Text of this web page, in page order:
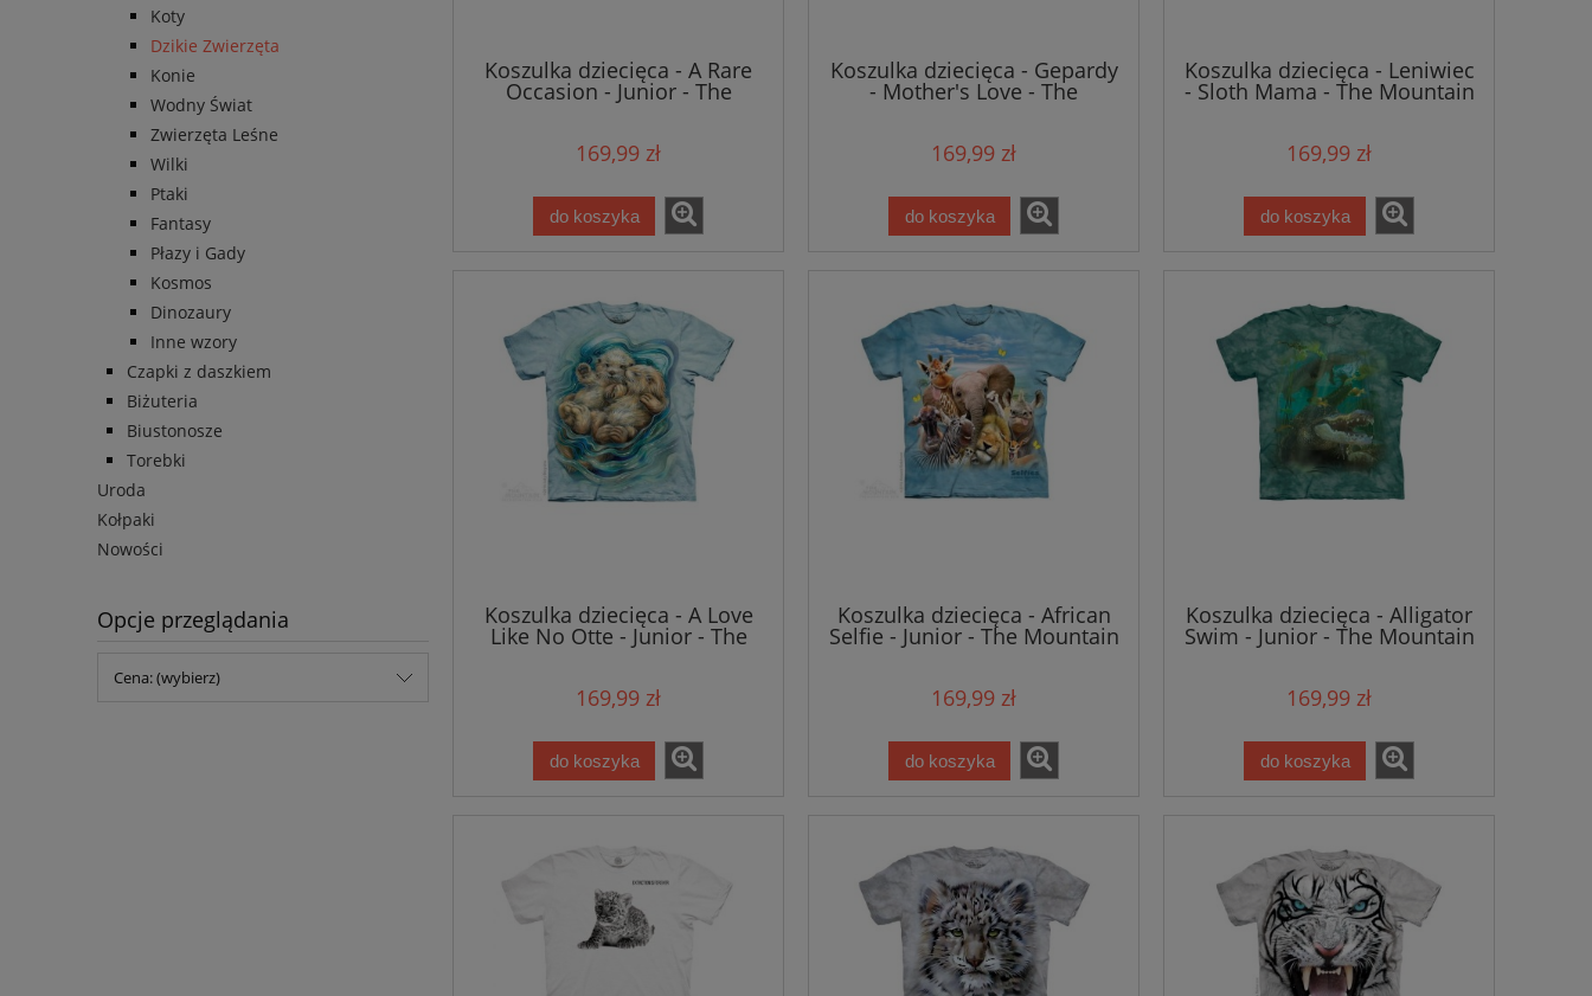
Koty
Dzikie Zwierzęta
Konie
Wodny Świat
Zwierzęta Leśne
Wilki
Ptaki
Fantasy
Płazy i Gady
Kosmos
Dinozaury
Inne wzory
Czapki z daszkiem
Biżuteria
Biustonosze
Torebki
Uroda
Kołpaki
Nowości
Opcje przeglądania
Cena: (wybierz)
Koszulka dziecięca - A Rare
Occasion - Junior - The
Mountain
169,99 zł
do koszyka
Koszulka dziecięca - Gepardy
- Mother's Love - The
169,99 zł
do koszyka
Koszulka dziecięca - Leniwiec
- Sloth Mama - The Mountain
169,99 zł
do koszyka
Koszulka dziecięca - A Love
Like No Otte - Junior - The
Mountain
169,99 zł
do koszyka
Koszulka dziecięca - African
Selfie - Junior - The Mountain
169,99 zł
do koszyka
Koszulka dziecięca - Alligator
Swim - Junior - The Mountain
169,99 zł
do koszyka